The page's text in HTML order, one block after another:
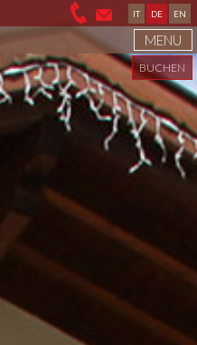
IT DE EN
BUCHEN
MENU